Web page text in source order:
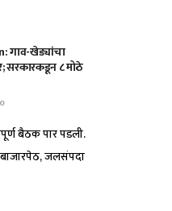
गाव-खेड्यांचा
सरकारकडून ८ मोठे
0
बैठक पार पडली.
बाजारपेठ, जलसंपदा